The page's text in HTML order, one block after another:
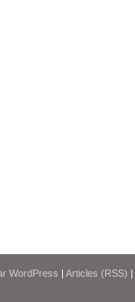
WordPress | Articles (RSS) |